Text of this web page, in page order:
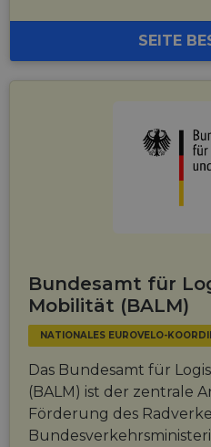
SEITE
Bundesamt für
Mobilität (BALM)
NATIONALES EUROVELO-
Das Bundesamt für
(BALM) ist der zentrale
Förderung des